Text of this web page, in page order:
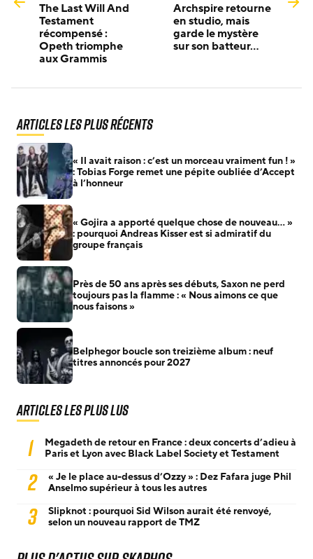
The Last Will And
Testament
récompensé :
Opeth triomphe
aux Grammis
Archspire retourne
en studio, mais
garde le mystère
sur son batteur…
Articles les plus récents
« Il avait raison : c’est un morceau vraiment fun ! »
: Tobias Forge remet une pépite oubliée d’Accept
à l’honneur
« Gojira a apporté quelque chose de nouveau… »
: pourquoi Andreas Kisser est si admiratif du
groupe français
Près de 50 ans après ses débuts, Saxon ne perd
toujours pas la flamme : « Nous aimons ce que
nous faisons »
Belphegor boucle son treizième album : neuf
titres annoncés pour 2027
Articles les plus lus
1
Megadeth de retour en France : deux concerts d’adieu à
Paris et Lyon avec Black Label Society et Testament
2
« Je le place au-dessus d’Ozzy » : Dez Fafara juge Phil
Anselmo supérieur à tous les autres
3
Slipknot : pourquoi Sid Wilson aurait été renvoyé,
selon un nouveau rapport de TMZ